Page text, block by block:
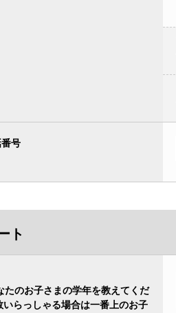
号
ト
のお子さまの学年を教えてくだ
いらっしゃる場合は一番上のお子